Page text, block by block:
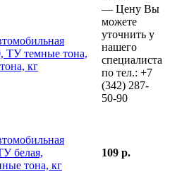
ТУ темные тона,
кг
— Цену Вы
можете
уточнить у
нашего
специалиста
по тел.: +7
(342) 287-
50-90
белая,
тона, кг
109 р.